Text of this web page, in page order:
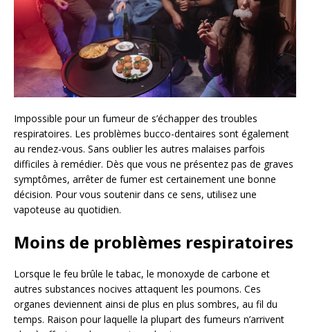
Impossible pour un fumeur de s’échapper des troubles
respiratoires. Les problèmes bucco-dentaires sont également
au rendez-vous. Sans oublier les autres malaises parfois
difficiles à remédier. Dès que vous ne présentez pas de graves
symptômes, arrêter de fumer est certainement une bonne
décision. Pour vous soutenir dans ce sens, utilisez une
vapoteuse au quotidien.
Moins de problèmes respiratoires
Lorsque le feu brûle le tabac, le monoxyde de carbone et
autres substances nocives attaquent les poumons. Ces
organes deviennent ainsi de plus en plus sombres, au fil du
temps. Raison pour laquelle la plupart des fumeurs n’arrivent